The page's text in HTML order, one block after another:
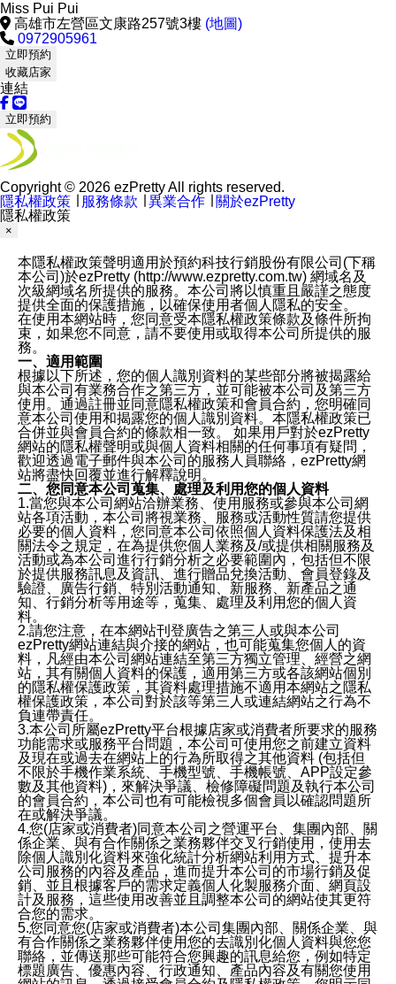
Miss Pui Pui
高雄市左營區文康路257號3樓 (地圖)
0972905961
立即預約
收藏店家
連結
立即預約
Copyright © 2026 ezPretty All rights reserved.
隱私權政策
服務條款 異業合作
關於ezPretty
隱私權政策
×
本隱私權政策聲明適用於預約科技行銷股份有限公司(下稱
本公司)於ezPretty (http://www.ezpretty.com.tw) 網域名及
次級網域名所提供的服務。本公司將以慎重且嚴謹之態度
提供全面的保護措施，以確保使用者個人隱私的安全。
在使用本網站時，您同意受本隱私權政策條款及條件所拘
束，如果您不同意，請不要使用或取得本公司所提供的服
務。
一、適用範圍
根據以下所述，您的個人識別資料的某些部分將被揭露給
與本公司有業務合作之第三方，並可能被本公司及第三方
使用。通過註冊並同意隱私權政策和會員合約，您明確同
意本公司使用和揭露您的個人識別資料。本隱私權政策已
合併並與會員合約的條款相一致。 如果用戶對於ezPretty
網站的隱私權聲明或與個人資料相關的任何事項有疑問，
歡迎透過電子郵件與本公司的服務人員聯絡，ezPretty網
站將盡快回覆並進行解釋說明。
二、您同意本公司蒐集、處理及利用您的個人資料
1.當您與本公司網站洽辦業務、使用服務或參與本公司網
站各項活動，本公司將視業務、服務或活動性質請您提供
必要的個人資料，您同意本公司依照個人資料保護法及相
關法令之規定，在為提供您個人業務及/或提供相關服務及
活動或為本公司進行行銷分析之必要範圍內，包括但不限
於提供服務訊息及資訊、進行贈品兌換活動、會員登錄及
驗證、廣告行銷、特別活動通知、新服務、新產品之通
知、行銷分析等用途等，蒐集、處理及利用您的個人資
料。
2.請您注意，在本網站刊登廣告之第三人或與本公司
ezPretty網站連結與介接的網站，也可能蒐集您個人的資
料，凡經由本公司網站連結至第三方獨立管理、經營之網
站，其有關個人資料的保護，適用第三方或各該網站個別
的隱私權保護政策，其資料處理措施不適用本網站之隱私
權保護政策，本公司對於該等第三人或連結網站之行為不
負連帶責任。
3.本公司所屬ezPretty平台根據店家或消費者所要求的服務
功能需求或服務平台問題，本公司可使用您之前建立資料
及現在或過去在網站上的行為所取得之其他資料 (包括但
不限於手機作業系統、手機型號、手機帳號、APP設定參
數及其他資料)，來解決爭議、檢修障礙問題及執行本公司
的會員合約，本公司也有可能檢視多個會員以確認問題所
在或解決爭議。
4.您(店家或消費者)同意本公司之營運平台、集團內部、關
係企業、與有合作關係之業務夥伴交叉行銷使用，使用去
除個人識別化資料來強化統計分析網站利用方式、提升本
公司服務的內容及產品，進而提升本公司的市場行銷及促
銷、並且根據客戶的需求定義個人化製服務介面、網頁設
計及服務，這些使用改善並且調整本公司的網站使其更符
合您的需求。
5.您同意您(店家或消費者)本公司集團內部、關係企業、與
有合作關係之業務夥伴使用您的去識別化個人資料與您您
聯絡，並傳送那些可能符合您興趣的訊息給您，例如特定
標題廣告、優惠內容、行政通知、產品內容及有關您使用